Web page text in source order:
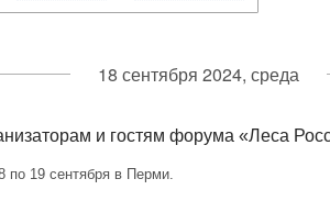
18 сентября 2024, среда
и гостям форума «Леса
по 19 сентября в Перми.